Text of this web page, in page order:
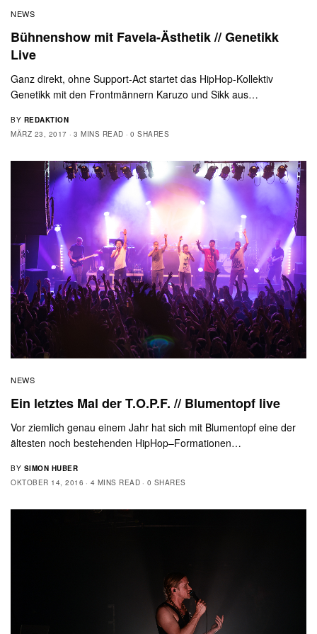
NEWS
Bühnenshow mit Favela-Ästhetik // Genetikk
Live
Ganz direkt, ohne Support-Act startet das HipHop-Kollektiv
Genetikk mit den Frontmännern Karuzo und Sikk aus…
BY REDAKTION
MÄRZ 23, 2017
3 MINS READ 0 SHARES
NEWS
Ein letztes Mal der T.O.P.F. // Blumentopf live
Vor ziemlich genau einem Jahr hat sich mit Blumentopf eine der
ältesten noch bestehenden HipHop–Formationen…
BY SIMON HUBER
OKTOBER 14, 2016
4 MINS READ 0 SHARES